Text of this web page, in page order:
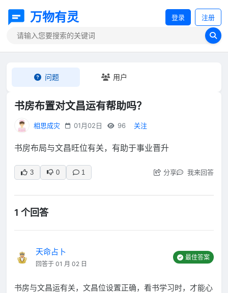
万物有灵 登录 注册
问题 用户
书房布置对文昌运有帮助吗？
相思成灾 01月02日 96 关注
书房布局与文昌旺位有关，有助于事业晋升
3 0 1 分享 我来回答
1 个回答
天命占卜
回答于 01 月 02 日
最佳答案
书房与文昌运有关，文昌位设置正确，看书学习时，才能心